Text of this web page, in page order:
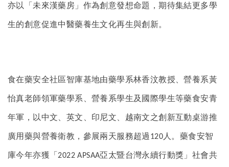
亦以「未來漢藥房」作為創意發想命題，期待集結更多學
生的創意促進中醫藥養生文化再生與創新。
食在藥安全社區智庫基地由藥學系林香汶教授、營養系黃
怡真老師領軍藥學系、營養系學生及國際學生等藥食安青
年軍，以中文、英文、印尼文、越南文之創新互動桌游推
廣用藥與營養衛教，參展兩天服務超過 120 人。藥食安智
庫今年亦獲「 2022 APSAA亞太暨台灣永續行動獎」社會共